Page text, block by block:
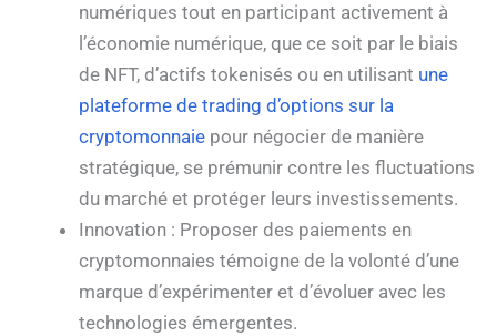
numériques tout en participant activement à
l’économie numérique, que ce soit par le biais
de NFT, d’actifs tokenisés ou en utilisant une
plateforme de trading d’options sur la
cryptomonnaie pour négocier de manière
stratégique, se prémunir contre les fluctuations
du marché et protéger leurs investissements.
Innovation : Proposer des paiements en
cryptomonnaies témoigne de la volonté d’une
marque d’expérimenter et d’évoluer avec les
technologies émergentes.